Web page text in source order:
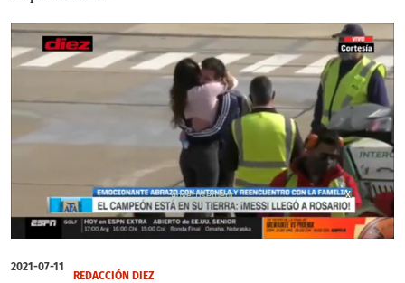
of
29
X
X
2021-07-11
REDACCIÓN DIEZ